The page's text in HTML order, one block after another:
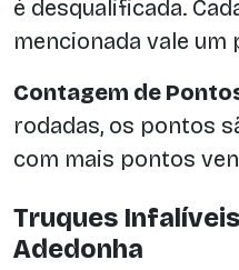
é desqualificada.
mencionada vale um
Contagem de
rodadas, os pontos
com mais pontos
Truques
Adedonha